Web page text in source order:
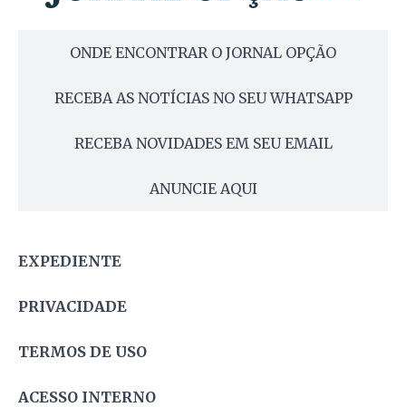
ONDE ENCONTRAR O JORNAL OPÇÃO
RECEBA AS NOTÍCIAS NO SEU WHATSAPP
RECEBA NOVIDADES EM SEU EMAIL
ANUNCIE AQUI
EXPEDIENTE
PRIVACIDADE
TERMOS DE USO
ACESSO INTERNO